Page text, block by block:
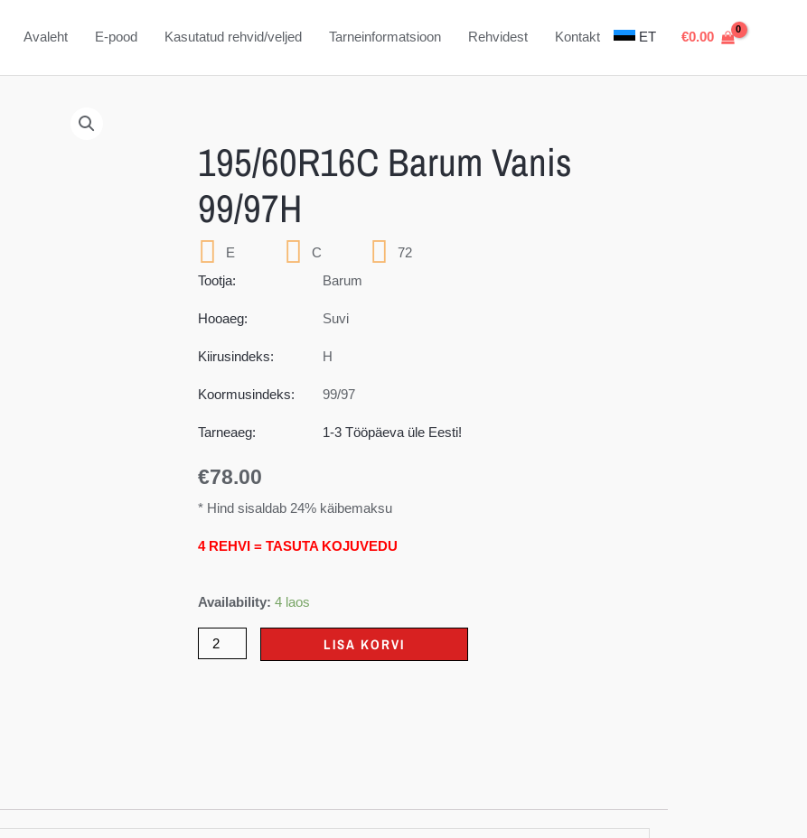
Avaleht E-pood Kasutatud rehvid/veljed Tarneinformatsioon Rehvidest Kontakt ET €0.00
195/60R16C Barum Vanis
99/97H
E C
72
Tootja:
Barum
Hooaeg: Suvi
Kiirusindeks: H
Koormusindeks: 99/97
Tarneaeg: 1-3 Tööpäeva üle Eesti!
€78.00
* Hind sisaldab 24% käibemaksu
4 REHVI = TASUTA KOJUVEDU
Availability: 4 laos
LISA KORVI